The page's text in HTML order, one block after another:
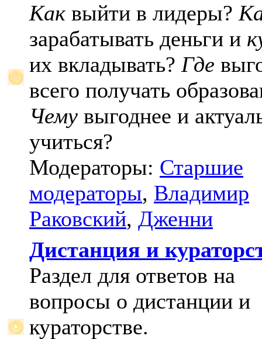
Как выйти в лидеры?
зарабатывать деньги и
их вкладывать? Где
всего получать
Чему выгоднее и
учиться?
Модераторы: Старшие
модераторы, Владимир
Раковский, Дженни
Дистанция и
Раздел для ответов на
вопросы о дистанции и
кураторстве.